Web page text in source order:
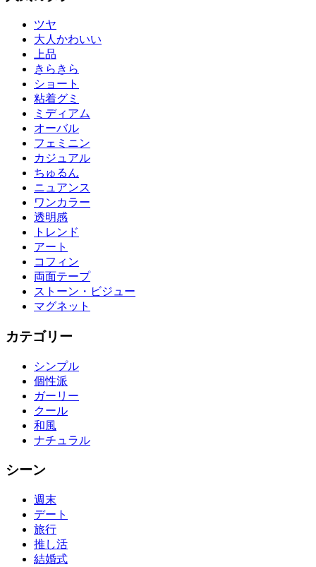
ツヤ
大人かわいい
上品
きらきら
ショート
粘着グミ
ミディアム
オーバル
フェミニン
カジュアル
ちゅるん
ニュアンス
ワンカラー
透明感
トレンド
アート
コフィン
両面テープ
ストーン・ビジュー
マグネット
カテゴリー
シンプル
個性派
ガーリー
クール
和風
ナチュラル
シーン
週末
デート
旅行
推し活
結婚式